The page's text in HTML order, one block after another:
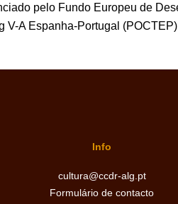
pelo Fundo Europeu de
V-A Espanha-Portugal
Info
cultura@ccdr-alg.pt
Formulário de contacto